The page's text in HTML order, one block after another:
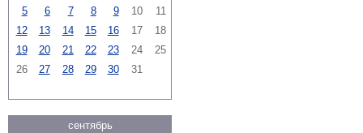
5
6 7 8 9 10
11
12
13 14 15 16 17
18
19
20 21 22 23 24
25
26
27 28 29 30 31
сентябрь